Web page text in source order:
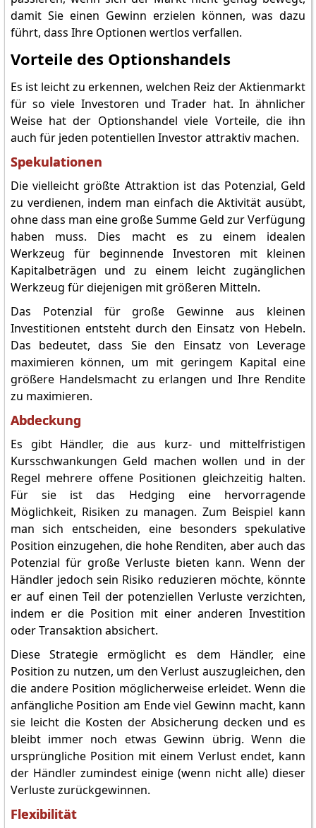
damit Sie einen Gewinn erzielen können, was dazu
führt, dass Ihre Optionen wertlos verfallen.
Vorteile des Optionshandels
Es ist leicht zu erkennen, welchen Reiz der Aktienmarkt
für so viele Investoren und Trader hat. In ähnlicher
Weise hat der Optionshandel viele Vorteile, die ihn
auch für jeden potentiellen Investor attraktiv machen.
Spekulationen
Die vielleicht größte Attraktion ist das Potenzial, Geld
zu verdienen, indem man einfach die Aktivität ausübt,
ohne dass man eine große Summe Geld zur Verfügung
haben muss. Dies macht es zu einem idealen
Werkzeug für beginnende Investoren mit kleinen
Kapitalbeträgen und zu einem leicht zugänglichen
Werkzeug für diejenigen mit größeren Mitteln.
Das Potenzial für große Gewinne aus kleinen
Investitionen entsteht durch den Einsatz von Hebeln.
Das bedeutet, dass Sie den Einsatz von Leverage
maximieren können, um mit geringem Kapital eine
größere Handelsmacht zu erlangen und Ihre Rendite
zu maximieren.
Abdeckung
Es gibt Händler, die aus kurz- und mittelfristigen
Kursschwankungen Geld machen wollen und in der
Regel mehrere offene Positionen gleichzeitig halten.
Für sie ist das Hedging eine hervorragende
Möglichkeit, Risiken zu managen. Zum Beispiel kann
man sich entscheiden, eine besonders spekulative
Position einzugehen, die hohe Renditen, aber auch das
Potenzial für große Verluste bieten kann. Wenn der
Händler jedoch sein Risiko reduzieren möchte, könnte
er auf einen Teil der potenziellen Verluste verzichten,
indem er die Position mit einer anderen Investition
oder Transaktion absichert.
Diese Strategie ermöglicht es dem Händler, eine
Position zu nutzen, um den Verlust auszugleichen, den
die andere Position möglicherweise erleidet. Wenn die
anfängliche Position am Ende viel Gewinn macht, kann
sie leicht die Kosten der Absicherung decken und es
bleibt immer noch etwas Gewinn übrig. Wenn die
ursprüngliche Position mit einem Verlust endet, kann
der Händler zumindest einige (wenn nicht alle) dieser
Verluste zurückgewinnen.
Flexibilität